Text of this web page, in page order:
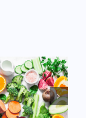
A fehérjék
jelentősége